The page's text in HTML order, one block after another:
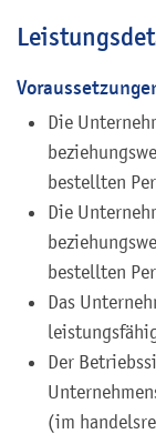
Die
bestellten
Die
bestellten
Das
Der
(im